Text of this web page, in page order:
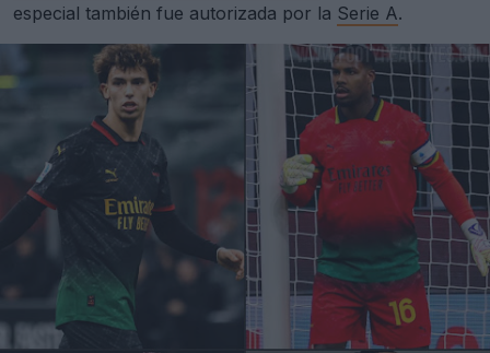
especial también fue autorizada por la Serie A.